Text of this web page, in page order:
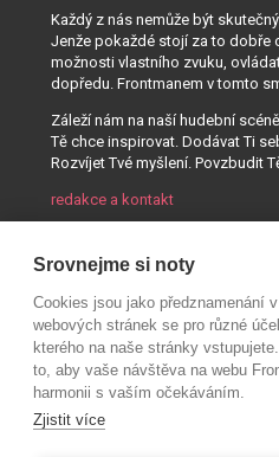
Každý z nás nemůže být
Jenže pokaždé stojí za to dobře
možnosti vlastního zvuku,
dopředu. Frontmanem v tomto
Záleží nám na naší hudební
Tě chce inspirovat. Dodávat Ti
Rozvíjet Tvé myšlení. Povzbudit Tě
redakce a kontakt
Srovnejme si noty
Cookies jsou jako předznamenání
webových stránek se pro různé
kterého na naše stránky
to, aby vaše návštěva na webu
harmonii s vaším očekáváním.
Zjistit více